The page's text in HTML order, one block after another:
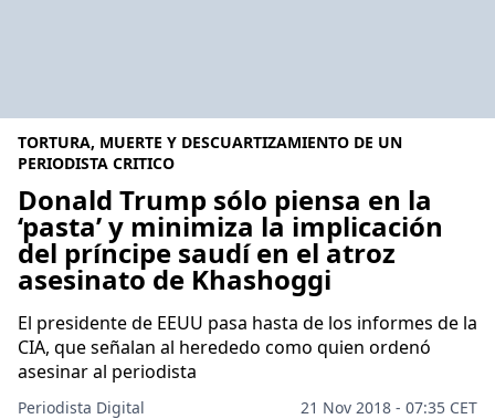
TORTURA, MUERTE Y DESCUARTIZAMIENTO DE UN
PERIODISTA CRITICO
Donald Trump sólo piensa en la
‘pasta’ y minimiza la implicación
del príncipe saudí en el atroz
asesinato de Khashoggi
El presidente de EEUU pasa hasta de los informes de la
CIA, que señalan al herededo como quien ordenó
asesinar al periodista
Periodista Digital
21 Nov 2018 - 07:35 CET